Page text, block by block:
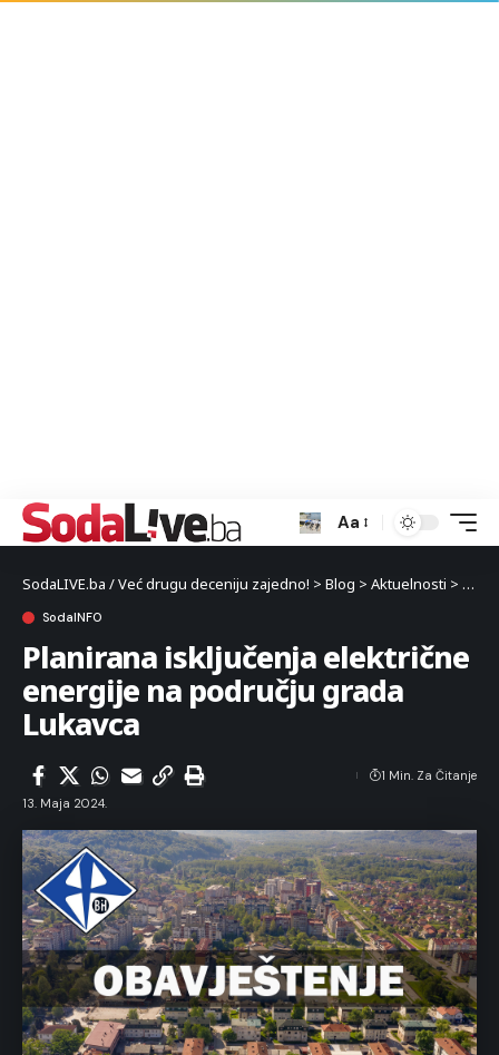
Aa
SodaLIVE.ba / Već drugu deceniju zajedno! > Blog > Aktuelnosti >
SodaINFO
Planirana isključenja električne
energije na području grada
Lukavca
13. Maja 2024.
1 Min. Za Čitanje